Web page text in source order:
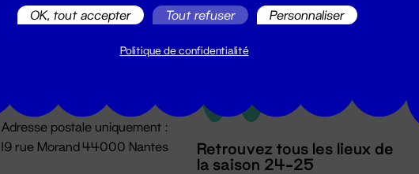
02 51 88 25 25
billetterie@leGrandT.fr
Du lundi au vendredi 14h → 18h
Adresse postale uniquement :
19 rue Morand 44000 Nantes
Retrouvez tous les lieux de
la saison 24-25
OK, tout accepter Tout refuser Personnaliser
Politique de confidentialité